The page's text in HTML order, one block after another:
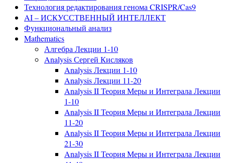
Технология редактирования генома CRISPR/Cas9
AI – ИСКУССТВЕННЫЙ ИНТЕЛЛЕКТ
Функциональный анализ
Mathematics
Алгебра Лекции 1-10
Analysis Сергей Кисляков
Analysis Лекции 1-10
Analysis Лекции 11-20
Analysis II Теория Меры и Интеграла Лекции
1-10
Analysis II Теория Меры и Интеграла Лекции
11-20
Analysis II Теория Меры и Интеграла Лекции
21-30
Analysis II Теория Меры и Интеграла Лекции